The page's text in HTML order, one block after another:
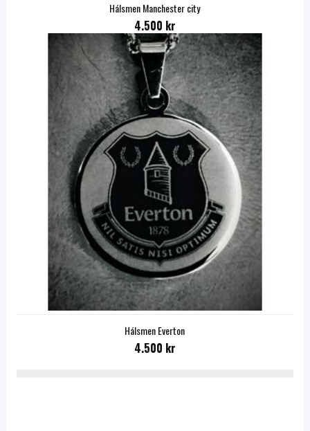
Hálsmen Manchester city
4.500 kr
Hálsmen Everton
4.500 kr